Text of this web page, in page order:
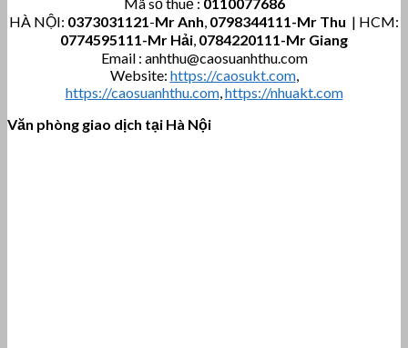
Mã số thuế : 0110077686
HÀ NỘI: 0373031121-Mr Anh, 0798344111-Mr Thu | HCM:
0774595111-Mr Hải, 0784220111-Mr Giang
Email : anhthu@caosuanhthu.com
Website: https://caosukt.com,
https://caosuanhthu.com,https://nhuakt.com
Văn phòng giao dịch tại Hà Nội